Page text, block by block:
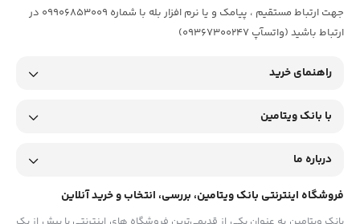
جهت ارتباط مستقیم ، پیامک و یا نرم افزار بله با شماره 09906853009 در
ارتباط باشید (واتسآپ 09367300247)
راهنمای خرید
با بانک ویتامین
درباره ما
فروشگاه اینترنتی بانک ویتامین، بررسی، انتخاب و خرید آنلاین